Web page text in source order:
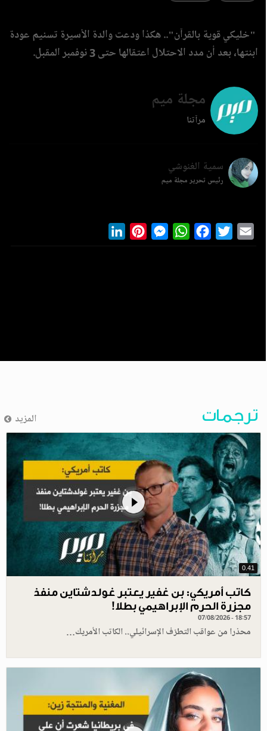
"خليكي قوية بالقرآن".. هكذا ودعت والدة الأسيرة تسنيم عودة
ابنتها، بعد أن مدد الاحتلال اعتقالها حتى 3 نوفمبر المقبل.
مجلة ميم
مرآتنا
سمية الغنوشي
رئيس تحرير مجلة ميم
LinkedInPinterestMessengerWhatsAppFacebook
Twitter
ترجمات المزيد
0.41
كاتب أمريكي: بن غفير يعتبر غولدشتاين منفذ
مجزرة الحرم الإبراهيمي بطلا!
07/08/2026 - 18:57
محذرا من عواقب التطرّف الإسرائيلي.. الكاتب الأمريك…